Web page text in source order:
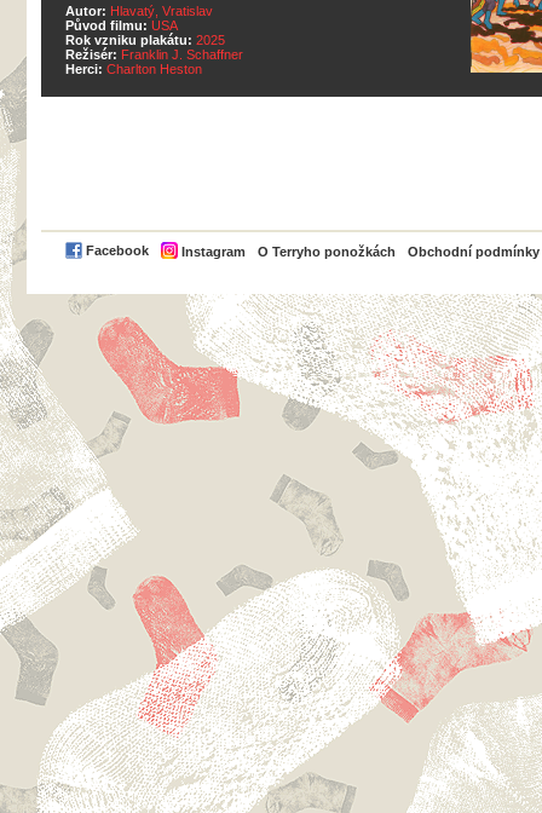
Autor: Hlavatý, Vratislav
Původ filmu: USA
Rok vzniku plakátu: 2025
Režisér: Franklin J. Schaffner
Herci: Charlton Heston
Facebook Instagram O Terryho ponožkách Obchodní podmínky
PayPal